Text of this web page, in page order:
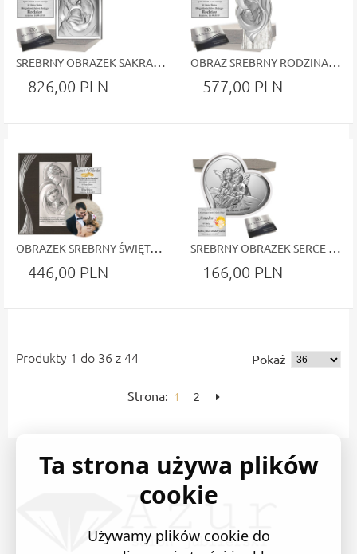
SREBRNY OBRAZEK SAKRALNY ŚWIĘTA RODZINA W PROSTOKĄCIE GRAWER GRATIS
826,00 PLN
OBRAZ SREBRNY RODZINA ŚWIĘTA ŚLUB CHRZEST GRAWER
577,00 PLN
OBRAZEK SREBRNY ŚWIĘTA RODZINA
446,00 PLN
SREBRNY OBRAZEK SERCE Z ANIOŁKAMI – PAMIĄTKA CHRZTU ŚWIĘTEGO DLA DZIECKA
166,00 PLN
Produkty 1 do 36 z 44 Pokaż
Strona: 1 2
Ta strona używa plików
cookie
Używamy plików cookie do